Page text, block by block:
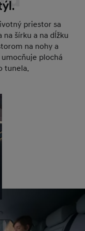
priestor sa
na šírku a na dĺžku
na nohy a
plochá
tunela.